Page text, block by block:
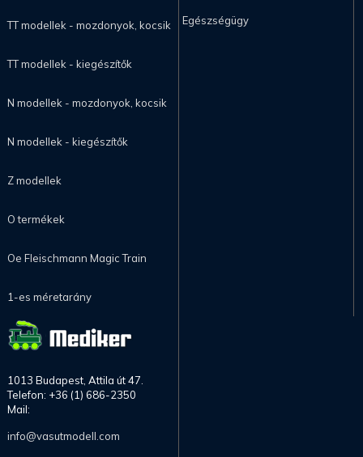
TT modellek - mozdonyok, kocsik
TT modellek - kiegészítők
N modellek - mozdonyok, kocsik
N modellek - kiegészítők
Z modellek
O termékek
Oe Fleischmann Magic Train
1-es méretarány
Egészségügy
1013 Budapest, Attila út 47.
Telefon: +36 (1) 686-2350
Mail:
info@vasutmodell.com